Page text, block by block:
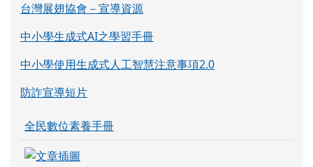
台灣展翅協會－宣導資源
中小學生成式AI之學習手冊
中小學使用生成式人工智慧注意事項2.0
防詐宣導短片
全民數位素養手冊